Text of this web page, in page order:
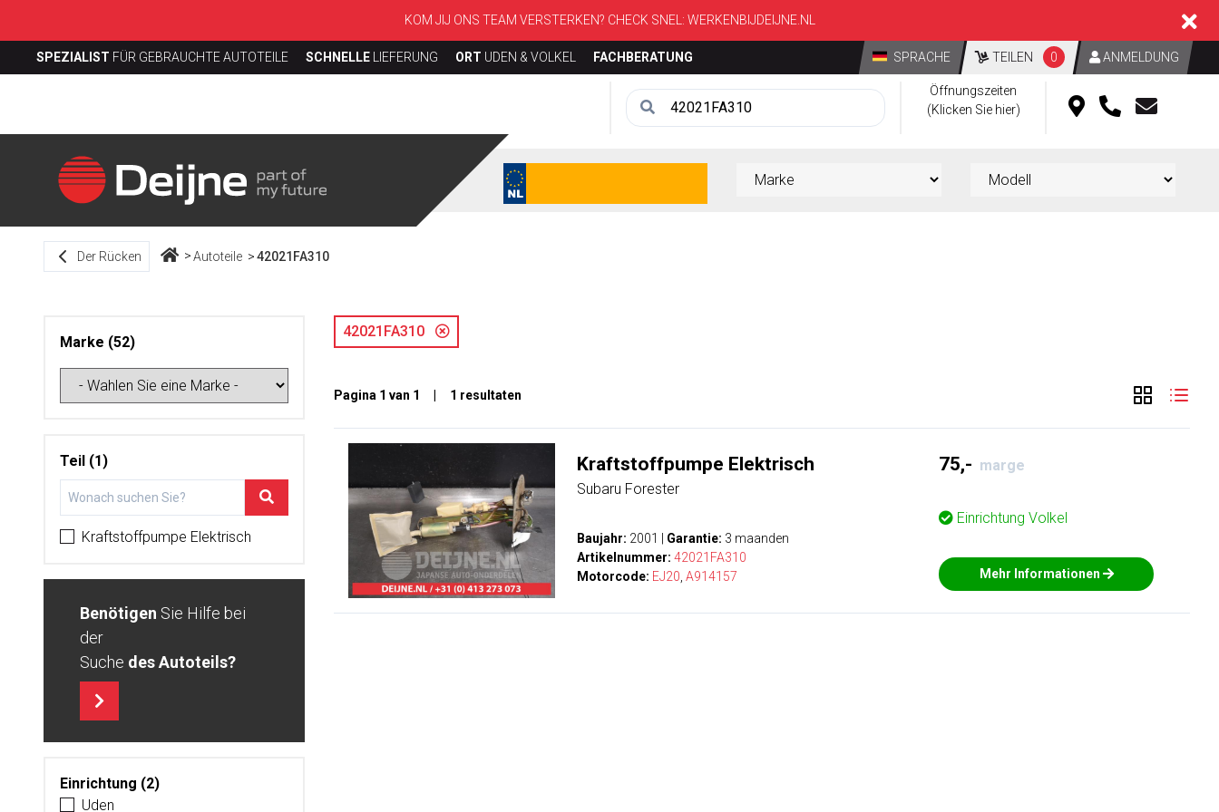
KOM JIJ ONS TEAM VERSTERKEN? CHECK SNEL: WERKENBIJDEIJNE.NL
SPEZIALIST FÜR GEBRAUCHTE AUTOTEILE SCHNELLE LIEFERUNG ORT UDEN & VOLKEL FACHBERATUNG SPRACHE TEILEN 0 ANMELDUNG
Öffnungszeiten
(Klicken Sie hier)
Der Rücken Autoteile 42021FA310
Marke (52)
Teil (1)
Kraftstoffpumpe Elektrisch
Benötigen Sie Hilfe bei
der
Suche des Autoteils?
Einrichtung (2)
Uden
42021FA310
Pagina 1 van 1 | 1 resultaten
Kraftstoffpumpe Elektrisch
Subaru Forester
Baujahr: 2001 Garantie: 3 maanden
Artikelnummer: 42021FA310
Motorcode: EJ20 A914157
75,- marge
Einrichtung Volkel
Mehr Informationen